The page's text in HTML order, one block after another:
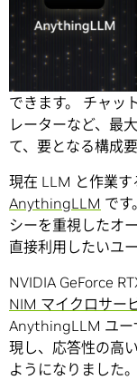
数十億の トークン
た大規模言語モデ
できます。 チャッ
レーターなど、最
て、要となる構成要
現在 LLM と作業す
AnythingLLM で
シーを重視したオ
直接利用したいユ
NVIDIA GeForce
NIM マイクロサー
AnythingLLM ユー
現し、応答性の高
ようになりました。